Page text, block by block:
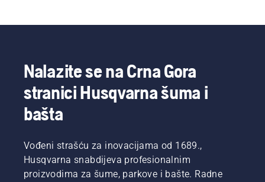
Nalazite se na Crna Gora
stranici Husqvarna šuma i
bašta
Vođeni strašću za inovacijama od 1689.,
Husqvarna snabdijeva profesionalnim
proizvodima za šume, parkove i bašte. Radne